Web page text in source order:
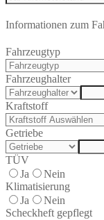
Informationen zum
Fahrzeugtyp
Fahrzeughalter
Kraftstoff
Getriebe
TÜV
Ja
Nein
Klimatisierung
Ja
Nein
Scheckheft gepflegt